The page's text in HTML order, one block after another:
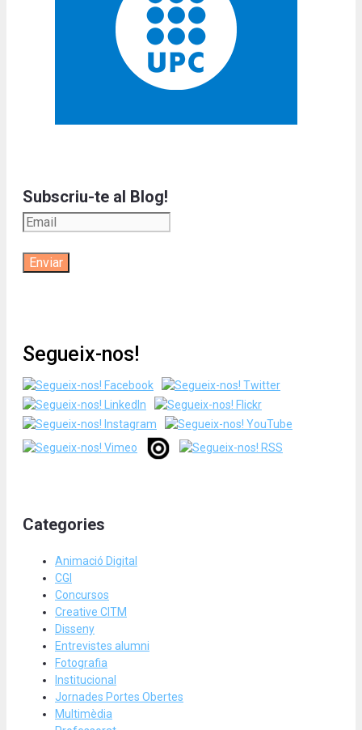
Subscriu-te al Blog!
Segueix-nos!
Categories
Animació Digital
CGI
Concursos
Creative CITM
Disseny
Entrevistes alumni
Fotografia
Institucional
Jornades Portes Obertes
Multimèdia